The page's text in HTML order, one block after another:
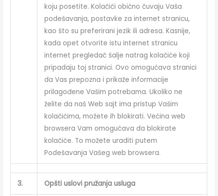
koju posetite. Kolačići obično čuvaju Vaša
podešavanja, postavke za internet stranicu,
kao što su preferirani jezik ili adresa. Kasnije,
kada opet otvorite istu internet stranicu
internet pregledač šalje natrag kolačiće koji
pripadaju toj stranici. Ovo omogućava stranici
da Vas prepozna i prikaže informacije
prilagođene Vašim potrebama. Ukoliko ne
želite da naš Web sajt ima pristup Vašim
kolačićima, možete ih blokirati. Većina web
browsera Vam omogućava da blokirate
kolačiće. To možete uraditi putem
Podešavanja Vašeg web browsera.
3. Opšti uslovi pružanja usluga